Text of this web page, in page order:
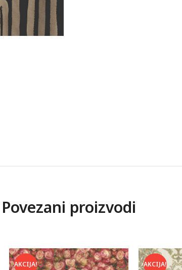
Povezani proizvodi
AKCIJA! AKCIJA!